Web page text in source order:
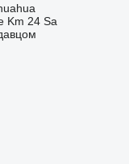
Km 24 Sa